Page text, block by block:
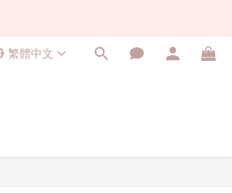
繁體中文